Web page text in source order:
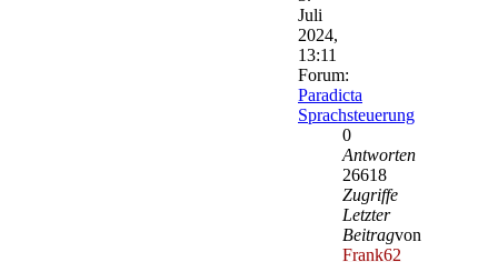
Juli
2024,
13:11
Forum:
Paradicta
Sprachsteuerung
0
Antworten
26618
Zugriffe
Letzter
Beitragvon
Frank62